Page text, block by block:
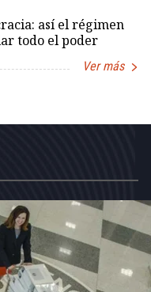
así el régimen
todo el poder
Ver más